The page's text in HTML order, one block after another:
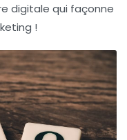
digitale qui façonne
!